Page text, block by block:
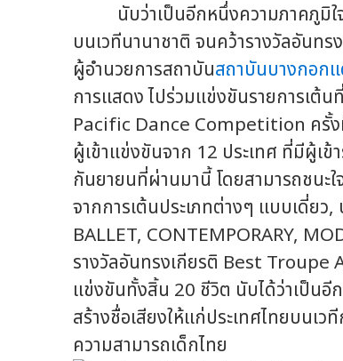
นับว่าเป็นอีกหนึ่งความภาคภูมิใจ
บนเวทีนานาชาติ จนคว้ารางวัลอันทร
ผู้อำนวยการสถาบันสถาบันบางกอก
การแสดง ไปร่วมแข่งขันรายการเต้
Pacific Dance Competition ครั้ง
ผู้เข้าแข่งขันจาก 12 ประเทศ ที่มีผู้เ
กันยายนที่ผ่านมานี้ โดยสามารถชนะ
จากการเต้นประเภทต่างๆ แบบเดี่ยว,
BALLET, CONTEMPORARY,
รางวัลอันทรงเกียรติ Best Troupe
แข่งขันทั้งสิ้น 20 ชีวิต นับได้ว่าเป็นอี
สร้างชื่อเสียงให้แก่ประเทศไทยบนเ
ความสามารถเด็กไทย